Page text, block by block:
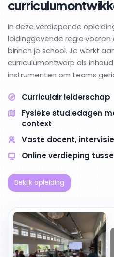
In deze verdiepende
leidinggevende regie voeren
binnen je school. Je werkt
curriculumontwerp als
instrumenten om teams
Curriculair leiderschap
Fysieke studiedagen
context
Vaste docent,
Online verdieping
Bekijk opleiding